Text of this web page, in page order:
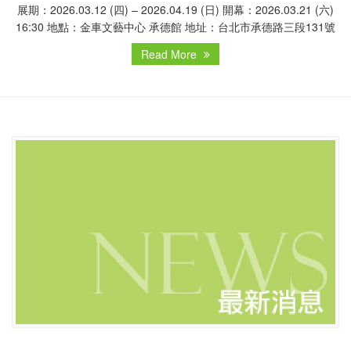
展期：2026.03.12 (四) – 2026.04.19 (日) 開幕：2026.03.21 (六)
16:30 地點：金車文藝中心 承德館 地址：台北市承德路三段131號
Read More